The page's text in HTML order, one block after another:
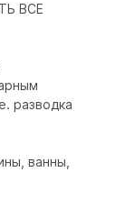
ВСЕ
разводка
ванны,